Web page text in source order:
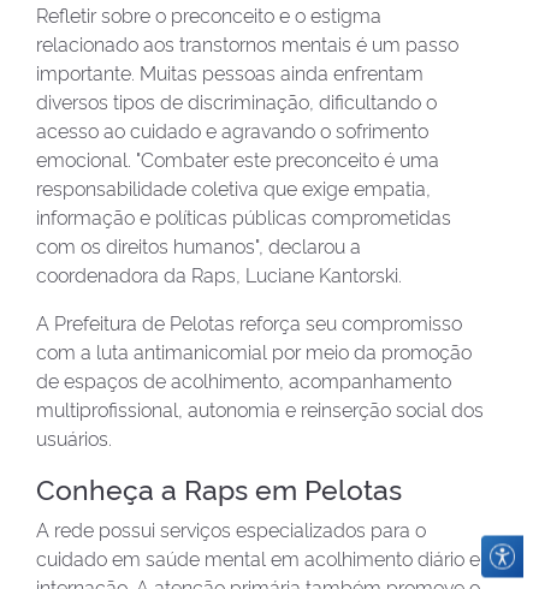
Refletir sobre o preconceito e o estigma
relacionado aos transtornos mentais é um passo
importante. Muitas pessoas ainda enfrentam
diversos tipos de discriminação, dificultando o
acesso ao cuidado e agravando o sofrimento
emocional. "Combater este preconceito é uma
responsabilidade coletiva que exige empatia,
informação e políticas públicas comprometidas
com os direitos humanos", declarou a
coordenadora da Raps, Luciane Kantorski.
A Prefeitura de Pelotas reforça seu compromisso
com a luta antimanicomial por meio da promoção
de espaços de acolhimento, acompanhamento
multiprofissional, autonomia e reinserção social dos
usuários.
Conheça a Raps em Pelotas
A rede possui serviços especializados para o
cuidado em saúde mental em acolhimento diário e